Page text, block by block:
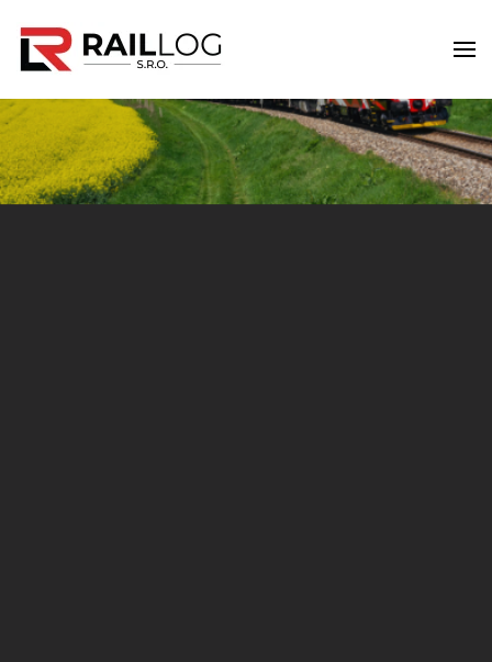
Skip to main content